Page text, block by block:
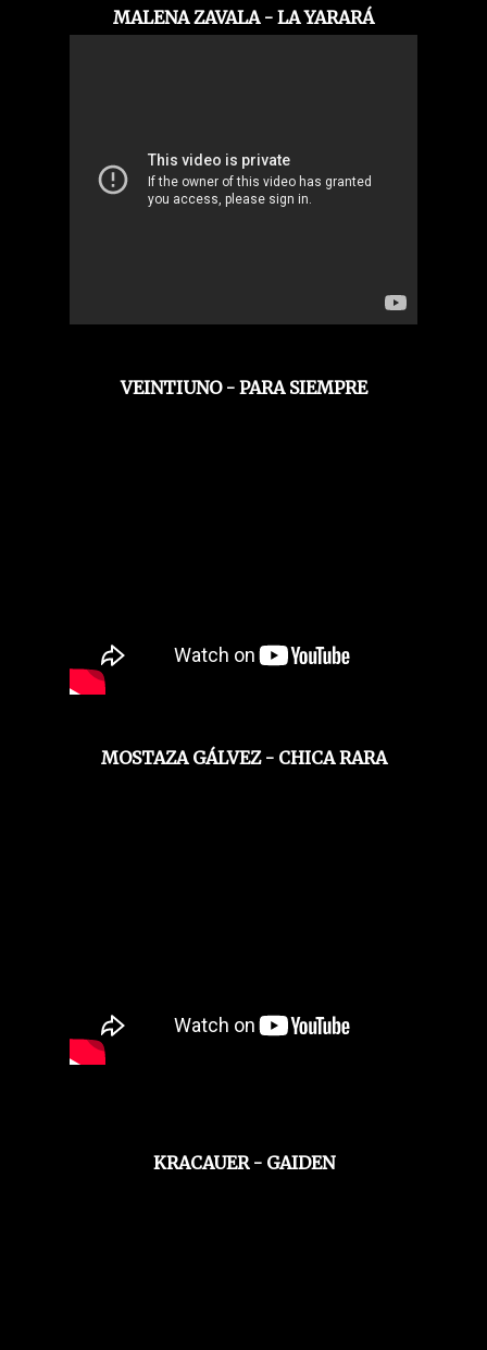
MALENA ZAVALA - LA YARARÁ
VEINTIUNO - PARA SIEMPRE
MOSTAZA GÁLVEZ - CHICA RARA
KRACAUER - GAIDEN